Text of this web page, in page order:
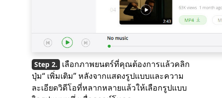
เลือกภาพยนตร์ที่คุณต้องการแล้วคลิก
ปุ่ม“ เพิ่มเติม” หลังจากแสดงรูปแบบและความ
ละเอียดวิดีโอที่หลากหลายแล้วให้เลือกรูปแบบ